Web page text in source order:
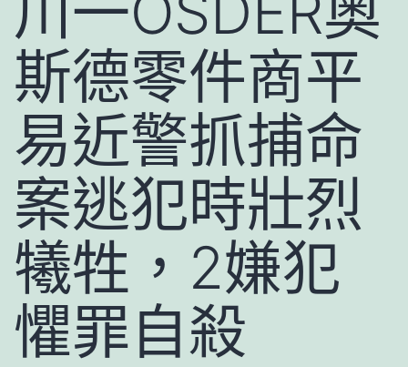
斯德零件商平
易近警抓捕命
案逃犯時壯烈
犧牲，2嫌犯
懼罪自殺